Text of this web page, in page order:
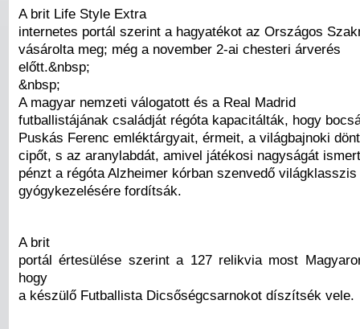
A brit Life Style Extra
internetes portál szerint a hagyatékot az Országos
vásárolta meg; még a november 2-ai chesteri árverés
előtt.&nbsp;
&nbsp;
A magyar nemzeti válogatott és a Real Madrid
futballistájának családját régóta kapacitálták, hogy
Puskás Ferenc emléktárgyait, érmeit, a világbajnoki
cipőt, s az aranylabdát, amivel játékosi nagyságát
pénzt a régóta Alzheimer kórban szenvedő
gyógykezelésére fordítsák.
A brit
portál értesülése szerint a 127 relikvia most
hogy
a készülő Futballista Dicsőségcsarnokot díszítsék vele.